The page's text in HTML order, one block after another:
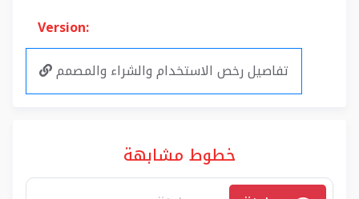
Version:
تفاصيل رخص الاستخدام والشراء والمصمم
خطوط مشابهة